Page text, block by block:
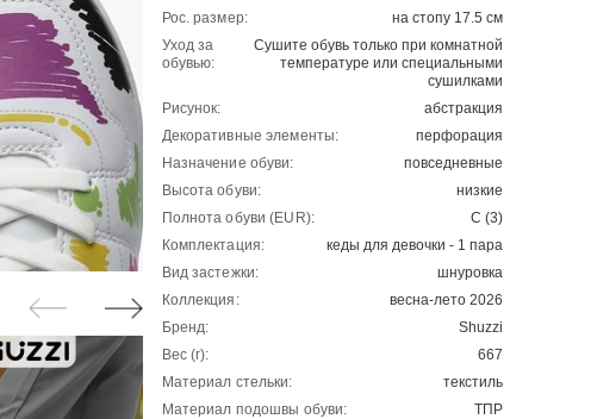
Рос. размер:
на стопу 17.5 см
Уход за
обувью:
Сушите обувь только при комнатной
температуре или специальными
сушилками
Рисунок:
абстракция
Декоративные элементы:
перфорация
Назначение обуви:
повседневные
Высота обуви:
низкие
Полнота обуви (EUR):
С (3)
Комплектация:
кеды для девочки - 1 пара
Вид застежки:
шнуровка
Коллекция:
весна-лето 2026
Бренд:
Shuzzi
Вес (г):
667
Материал стельки:
текстиль
Материал подошвы обуви:
ТПР